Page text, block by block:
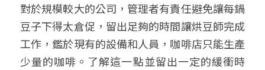
對於規模較大的公司，管理者有責任避免讓每鍋
豆子下得太倉促，留出足夠的時間讓烘豆師完成
工作，鑑於現有的設備和人員，咖啡店只能生產
少量的咖啡。了解這一點並留出一定的緩衝時